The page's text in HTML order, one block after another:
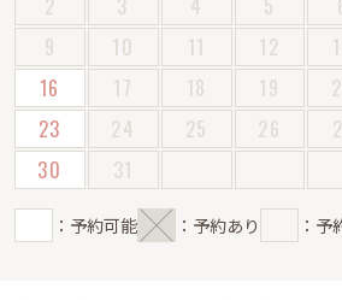
2
3 4 5
9
10 11 12
16
17 18 19
23
24 25 26
30
31
：予約可能 ：予約あり ：予